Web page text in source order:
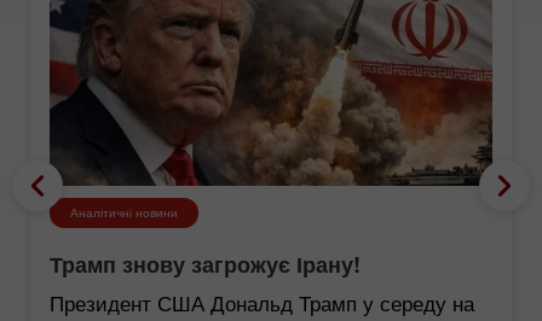
Аналітичні новини
Трамп знову загрожує Ірану!
Президент США Дональд Трамп у середу на